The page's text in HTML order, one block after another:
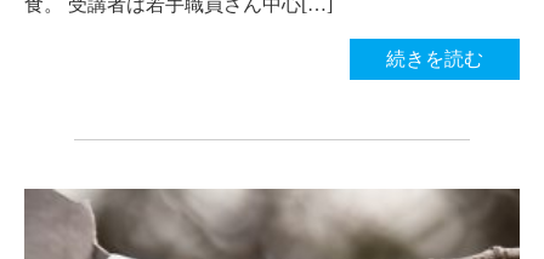
続きを読む